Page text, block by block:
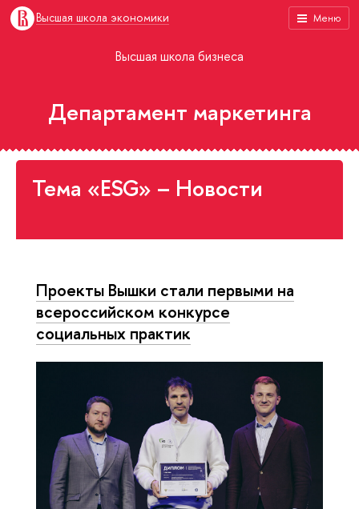
Меню
Высшая школа экономики
Высшая школа бизнеса
Департамент маркетинга
Тема «ESG» – Новости
Проекты Вышки стали первыми на
всероссийском конкурсе
социальных практик